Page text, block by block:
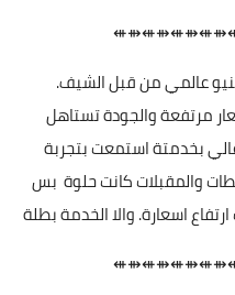
عالمي من قبل الشيف.
مرتفعة والجودة تستاهل
بخدمتة استمعت بتجربة
والمقبلات كانت حلوة بس
اسعارة. والا الخدمة بطلة